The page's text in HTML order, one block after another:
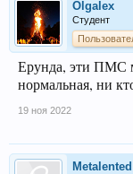
Olgalex
Студент
Ерунда, эти ПМС
нормальная, ни
19 ноя 2022
Metalented